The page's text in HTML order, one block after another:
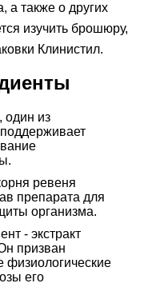
а также о других
изучить брошюру,
Клинистил.
один из
ревеня
препарата для
организма.
- экстракт
призван
физиологические
его